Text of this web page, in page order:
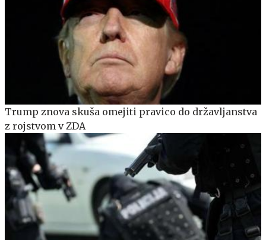
Trump znova skuša omejiti pravico do državljanstva
z rojstvom v ZDA